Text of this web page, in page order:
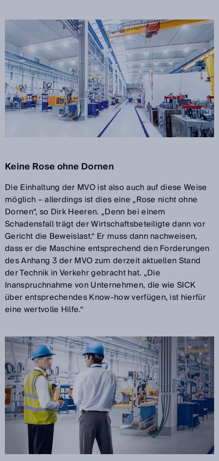
Keine Rose ohne Dornen
Die Einhaltung der MVO ist also auch auf diese Weise
möglich – allerdings ist dies eine „Rose nicht ohne
Dornen“, so Dirk Heeren. „Denn bei einem
Schadensfall trägt der Wirtschaftsbeteiligte dann vor
Gericht die Beweislast.“ Er muss dann nachweisen,
dass er die Maschine entsprechend den Forderungen
des Anhang 3 der MVO zum derzeit aktuellen Stand
der Technik in Verkehr gebracht hat. „Die
Inanspruchnahme von Unternehmen, die wie SICK
über entsprechendes Know-how verfügen, ist hierfür
eine wertvolle Hilfe.“